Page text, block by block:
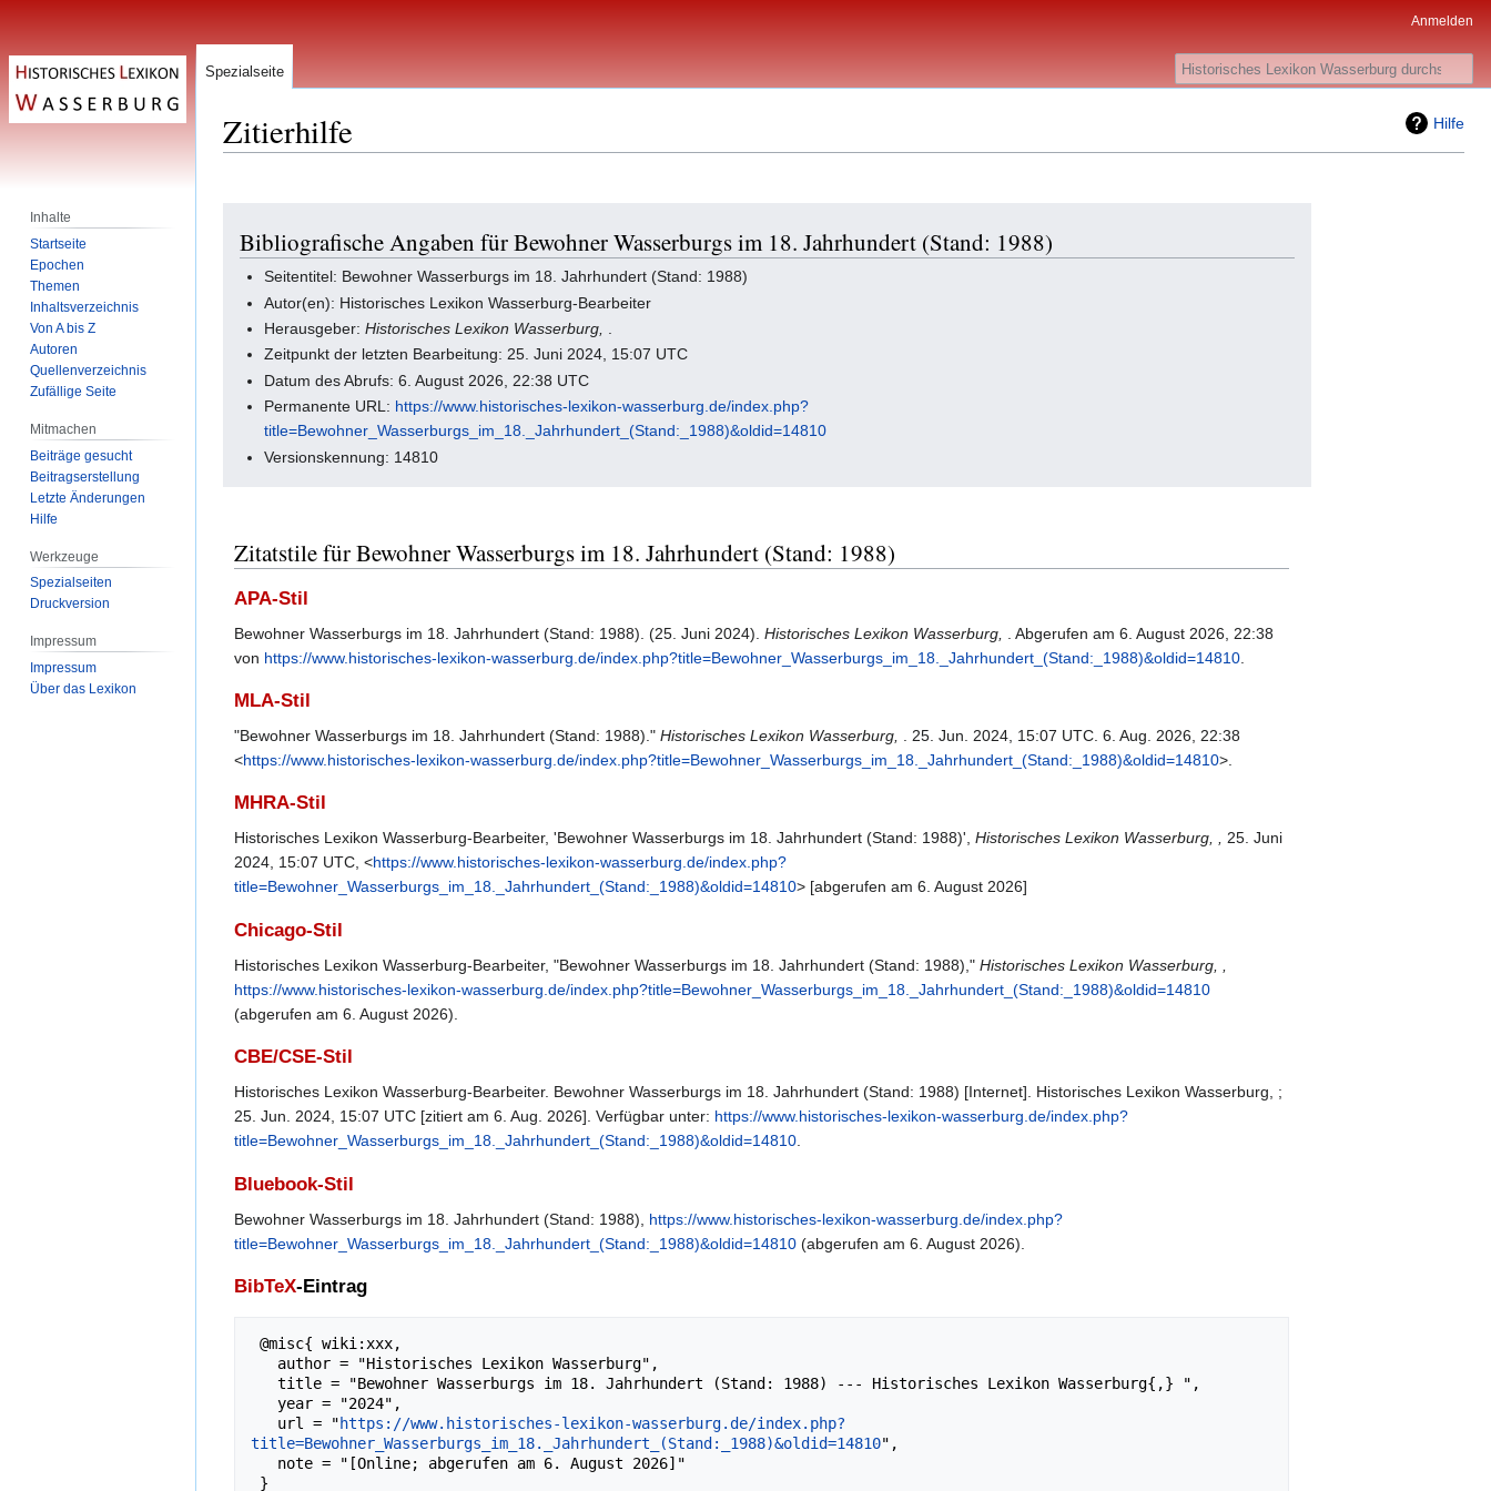
Hilfe
Zitierhilfe
Navigation
springen
Suche
springen
Bibliografische Angaben für Bewohner Wasserburgs im 18. Jahrhundert (Stand: 1988)
Seitentitel: Bewohner Wasserburgs im 18. Jahrhundert (Stand: 1988)
Autor(en): Historisches Lexikon Wasserburg-Bearbeiter
Herausgeber:Historisches Lexikon Wasserburg,
Zeitpunkt der letzten Bearbeitung: 25. Juni 2024, 15:07 UTC
Datum des Abrufs: 6. August 2026, 22:38 UTC
Permanente URL: https://www.historisches-lexikon-wasserburg.de/index.php?
title=Bewohner_Wasserburgs_im_18._Jahrhundert_(Stand:_1988)&oldid=14810
Versionskennung: 14810
Zitatstile für Bewohner Wasserburgs im 18. Jahrhundert (Stand: 1988)
APA-Stil
Bewohner Wasserburgs im 18. Jahrhundert (Stand: 1988). (25. Juni 2024). Historisches Lexikon Wasserburg,
. Abgerufen am 6. August 2026, 22:38
von https://www.historisches-lexikon-wasserburg.de/index.php?title=Bewohner_Wasserburgs_im_18._Jahrhundert_(Stand:_1988)&oldid=14810
MLA-Stil
"Bewohner Wasserburgs im 18. Jahrhundert (Stand: 1988)." Historisches Lexikon Wasserburg,
. 25. Jun. 2024, 15:07 UTC. 6. Aug. 2026, 22:38
<https://www.historisches-lexikon-wasserburg.de/index.php?title=Bewohner_Wasserburgs_im_18._Jahrhundert_(Stand:_1988)&oldid=14810>.
MHRA-Stil
Historisches Lexikon Wasserburg-Bearbeiter, 'Bewohner Wasserburgs im 18. Jahrhundert (Stand: 1988)', Historisches Lexikon Wasserburg, , 25. Juni
2024, 15:07 UTC, <https://www.historisches-lexikon-wasserburg.de/index.php?
title=Bewohner_Wasserburgs_im_18._Jahrhundert_(Stand:_1988)&oldid=14810> [abgerufen am 6. August 2026]
Chicago-Stil
Historisches Lexikon Wasserburg-Bearbeiter, "Bewohner Wasserburgs im 18. Jahrhundert (Stand: 1988)," Historisches Lexikon Wasserburg, ,
https://www.historisches-lexikon-wasserburg.de/index.php?title=Bewohner_Wasserburgs_im_18._Jahrhundert_(Stand:_1988)&oldid=14810
(abgerufen am 6. August 2026).
CBE/CSE-Stil
Historisches Lexikon Wasserburg-Bearbeiter. Bewohner Wasserburgs im 18. Jahrhundert (Stand: 1988) [Internet]. Historisches Lexikon Wasserburg, ;
25. Jun. 2024, 15:07 UTC [zitiert am 6. Aug. 2026]. Verfügbar unter: https://www.historisches-lexikon-wasserburg.de/index.php?
title=Bewohner_Wasserburgs_im_18._Jahrhundert_(Stand:_1988)&oldid=14810
Bluebook-Stil
Bewohner Wasserburgs im 18. Jahrhundert (Stand: 1988), https://www.historisches-lexikon-wasserburg.de/index.php?
title=Bewohner_Wasserburgs_im_18._Jahrhundert_(Stand:_1988)&oldid=14810 (abgerufen am 6. August 2026).
BibTeX-Eintrag
   url = "
https://www.historisches-lexikon-wasserburg.de/index.php?
title=Bewohner_Wasserburgs_im_18._Jahrhundert_(Stand:_1988)&oldid=14810",
Anmelden
Spezialseite Suche
Inhalte
Startseite
Epochen
Themen
Inhaltsverzeichnis
Von A bis Z
Autoren
Quellenverzeichnis
Zufällige Seite
Mitmachen
Beiträge gesucht
Beitragserstellung
Letzte Änderungen
Hilfe
Werkzeuge
Spezialseiten
Druckversion
Impressum
Impressum
Über das Lexikon